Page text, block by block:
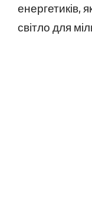
енергетиків,
світло для